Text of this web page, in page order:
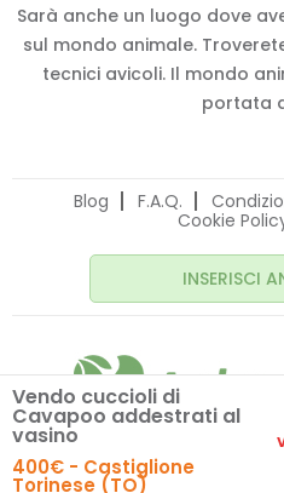
Vendo cuccioli di
Cavapoo addestrati al
vasino
400€ - Castiglione
Torinese (TO)
Sarà anche un luogo dove
sul mondo animale.
tecnici avicoli. Il mondo
portata
Blog F.A.Q.
Cookie
INSERISCI
© 2020
Made with